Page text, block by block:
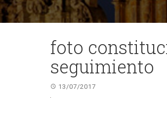
foto
seguimiento
13/07/2017